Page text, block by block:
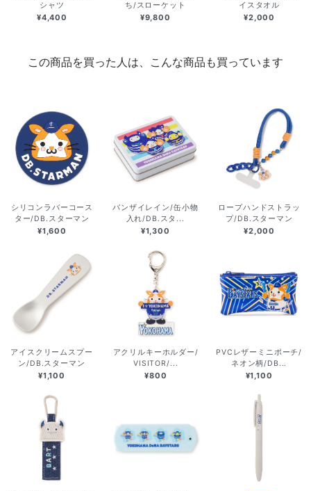
シャツ
¥4,400
ち/スローケット
¥9,800
イスタオル
¥2,000
この商品を買った人は、こんな商品も買っています
シリコンラバーコース
ター/DB.スターマン
¥1,600
バンザイレイン/缶小物
入れ/DB.スタ...
¥1,300
ロープハンドストラッ
プ/DB.スターマン
¥2,000
アイスクリームスプー
ン/DB.スターマン
¥1,100
アクリルキーホルダー/
VISITOR/...
¥800
PVCレザーミニポーチ/
ネオン柄/DB...
¥1,100